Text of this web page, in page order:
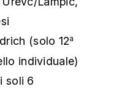
(solo 12a
individuale)
soli 6